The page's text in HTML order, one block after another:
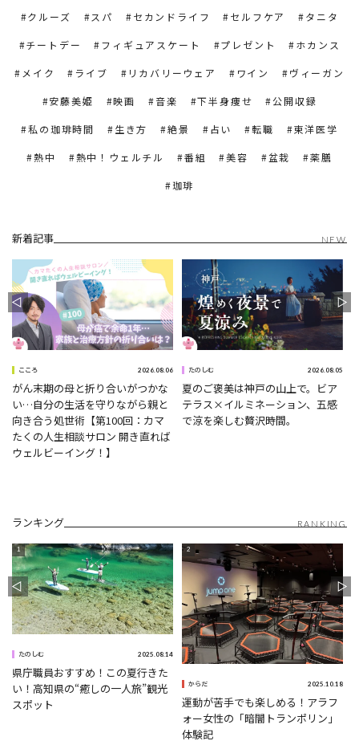
クルーズ スパ セカンドライフ セルフケア タニタ
チートデー フィギュアスケート プレゼント ホカンス
メイク ライブ リカバリーウェア ワイン ヴィーガン
安藤美姫 映画 音楽 下半身痩せ 公開収録
私の珈琲時間 生き方 絶景 占い 転職 東洋医学
熱中 熱中！ウェルチル 番組 美容 盆栽 薬膳
珈琲
新着記事 NEW
こころ 2026.08.06
がん末期の母と折り合いがつかな
い…自分の生活を守りながら親と
向き合う処世術【第100回：カマ
たくの人生相談サロン 開き直れば
ウェルビーイング！】
たのしむ 2026.08.05
夏のご褒美は神戸の山上で。ビア
テラス×イルミネーション、五感
で涼を楽しむ贅沢時間。
ランキング RANKING
たのしむ 2025.08.14
県庁職員おすすめ！この夏行きた
い！高知県の“癒しの一人旅”観光
スポット
からだ 2025.10.18
運動が苦手でも楽しめる！アラフ
ォー女性の「暗闇トランポリン」
体験記